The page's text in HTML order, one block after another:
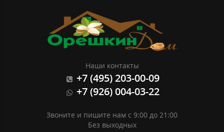
Наши контакты
+7 (495) 203-00-09
+7 (926) 004-03-22
Звоните и пишите нам с 9:00 до 21:00
Без выходных